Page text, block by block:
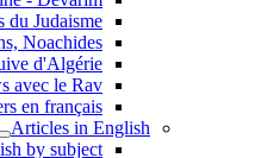
du Judaisme
Noachides
d'Algérie
avec le Rav
en français
Articles in English
by subject